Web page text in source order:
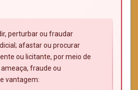
perturbar ou fraudar
afastar ou procurar
ou licitante, por meio de
fraude ou
vantagem: